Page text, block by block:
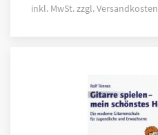
inkl. MwSt. zzgl.Versandkosten